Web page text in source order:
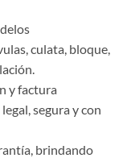
culata, bloque,
y factura
segura y con
brindando